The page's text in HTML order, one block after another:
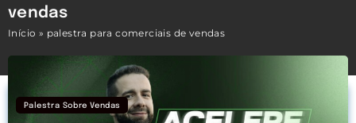
vendas
Início » palestra para comerciais de vendas
Palestra Sobre Vendas